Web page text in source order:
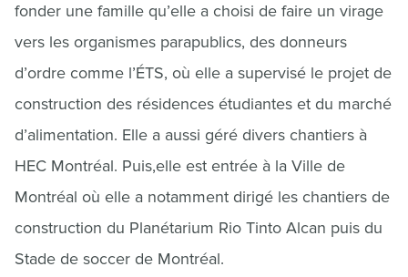
fonder une famille qu’elle a choisi de faire un virage
vers les organismes parapublics, des donneurs
d’ordre comme l’ÉTS, où elle a supervisé le projet de
construction des résidences étudiantes et du marché
d’alimentation. Elle a aussi géré divers chantiers à
HEC Montréal. Puis,elle est entrée à la Ville de
Montréal où elle a notamment dirigé les chantiers de
construction du Planétarium Rio Tinto Alcan puis du
Stade de soccer de Montréal.